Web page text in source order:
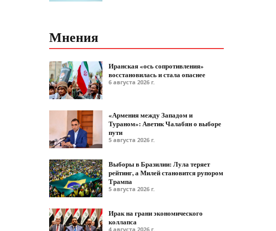
Мнения
Иранская «ось сопротивления»
восстановилась и стала опаснее
6 августа 2026 г.
«Армения между Западом и
Тураном»: Аветик Чалабян о выборе
пути
5 августа 2026 г.
Выборы в Бразилии: Лула теряет
рейтинг, а Милей становится рупором
Трампа
5 августа 2026 г.
Ирак на грани экономического
коллапса
4 августа 2026 г.